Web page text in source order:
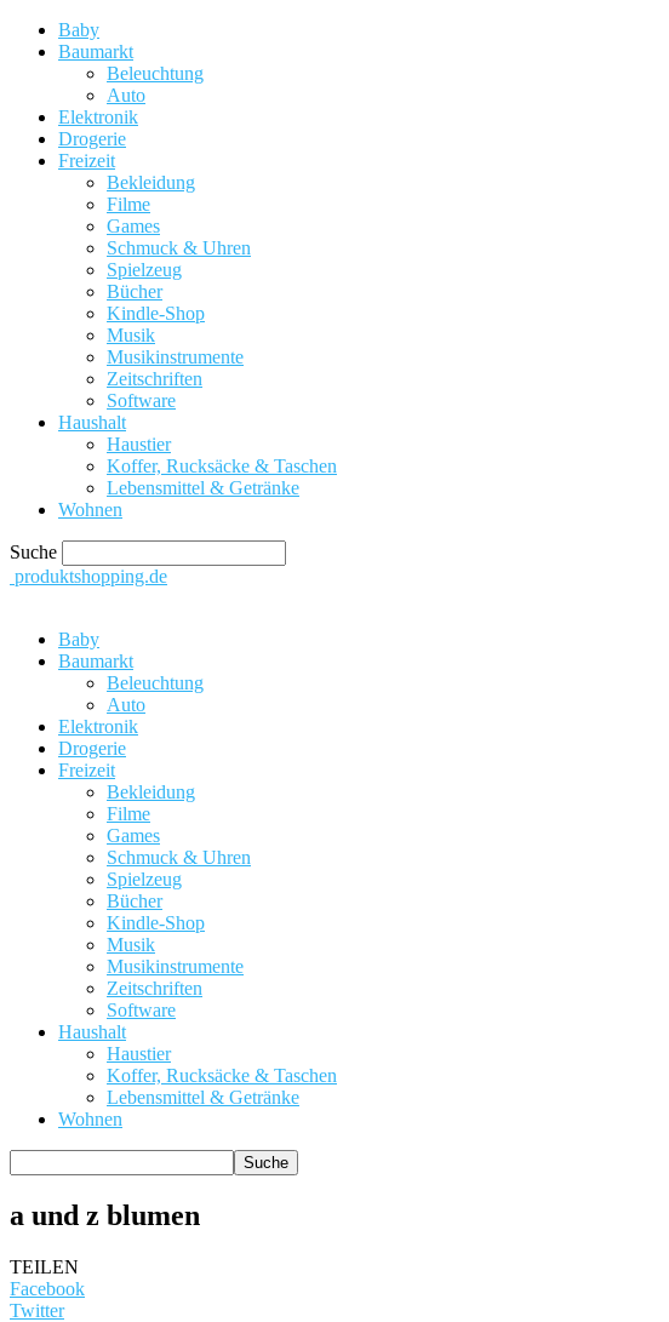
Baby
Baumarkt
Beleuchtung
Auto
Elektronik
Drogerie
Freizeit
Bekleidung
Filme
Games
Schmuck & Uhren
Spielzeug
Bücher
Kindle-Shop
Musik
Musikinstrumente
Zeitschriften
Software
Haushalt
Haustier
Koffer, Rucksäcke & Taschen
Lebensmittel & Getränke
Wohnen
Suche
produktshopping.de
Baby
Baumarkt
Beleuchtung
Auto
Elektronik
Drogerie
Freizeit
Bekleidung
Filme
Games
Schmuck & Uhren
Spielzeug
Bücher
Kindle-Shop
Musik
Musikinstrumente
Zeitschriften
Software
Haushalt
Haustier
Koffer, Rucksäcke & Taschen
Lebensmittel & Getränke
Wohnen
a und z blumen
TEILEN
Facebook
Twitter